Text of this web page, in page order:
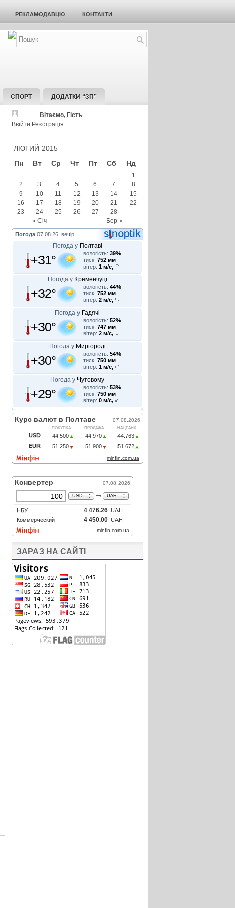
РЕКЛАМОДАВЦЮ КОНТАКТИ
СПОРТ ДОДАТКИ “ЗП”
Вітаємо, Гість
Ввійти Реєстрація
ЛЮТИЙ 2015
Пн
Вт Ср Чт Пт Сб Нд
« Січ Бер »
1
2
3 4 5 6 7
8
9
10 11 12 13 14
15
16
17 18 19 20 21
22
23
24 25 26 27 28
Погода 07.08.26, вечір
Погода у Полтаві
+31° вологість: 39%
тиск: 752 мм
вітер: 1 м/с,
Погода у Кременчуці
+32° вологість: 44%
тиск: 752 мм
вітер: 2 м/с,
Погода у Гадячі
+30° вологість: 52%
тиск: 747 мм
вітер: 2 м/с,
Погода у Миргороді
+30° вологість: 54%
тиск: 750 мм
вітер: 1 м/с,
Погода у Чутовому
+29° вологість: 53%
тиск: 750 мм
вітер: 0 м/с,
ЗАРАЗ НА САЙТІ